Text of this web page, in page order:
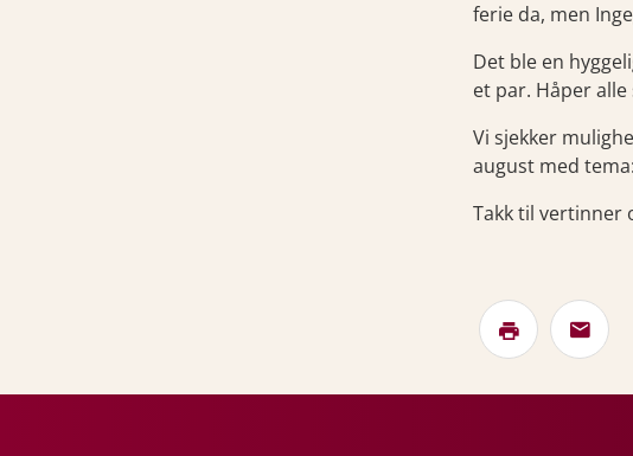
ferie da, men
Det ble en
et par. Håper alle
Vi sjekker
august med
Takk til vertinner